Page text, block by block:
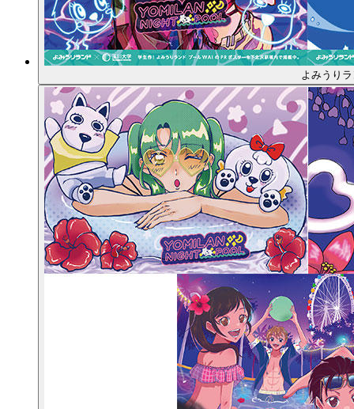
よみうり